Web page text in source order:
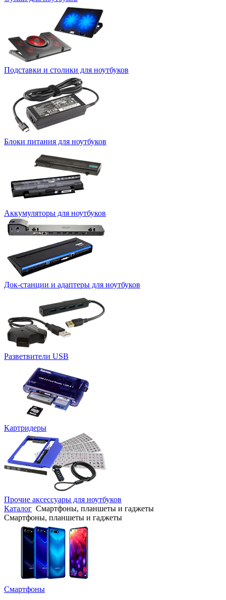
Подставки и столики для ноутбуков
Блоки питания для ноутбуков
Аккумуляторы для ноутбуков
Док-станции и адаптеры для ноутбуков
Разветвители USB
Картридеры
Прочие аксессуары для ноутбуков
Каталог Смартфоны, планшеты и гаджеты
Смартфоны, планшеты и гаджеты
Смартфоны